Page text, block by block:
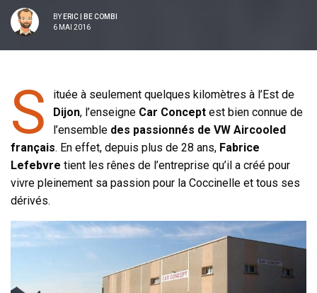
BY ERIC | BE COMBI
6 MAI 2016
S
ituée à seulement quelques kilomètres à l’Est de
Dijon, l’enseigne Car Concept est bien connue de
l’ensemble des passionnés de VW Aircooled
français. En effet, depuis plus de 28 ans, Fabrice
Lefebvre tient les rênes de l’entreprise qu’il a créé pour
vivre pleinement sa passion pour la Coccinelle et tous ses
dérivés.